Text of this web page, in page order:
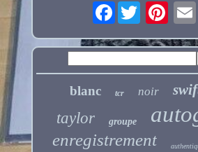
Facebook
blanc tcr noir
taylor groupe
enregistrement